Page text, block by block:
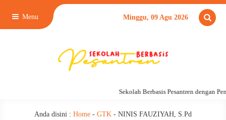
Menu Minggu, 09 Agu 2026
Sekolah Berbasis Pesantren dengan
Anda disini : Home - GTK - NINIS FAUZIYAH, S.Pd